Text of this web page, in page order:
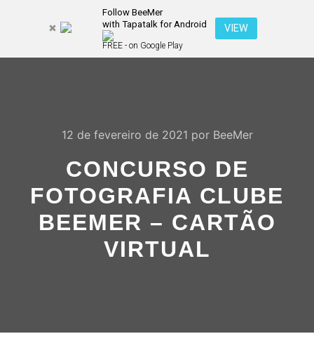
Follow BeeMer
with Tapatalk for Android
FREE - on Google Play
VIEW
12 de fevereiro de 2021 por BeeMer
CONCURSO DE
FOTOGRAFIA CLUBE
BEEMER – CARTÃO
VIRTUAL